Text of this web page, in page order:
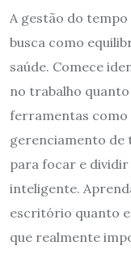
A gestão do
busca como
saúde. Comece
no trabalho
ferramentas como
gerenciamento de
para focar e
inteligente.
escritório quanto
que realmente